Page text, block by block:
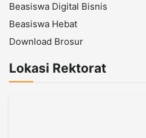
Beasiswa Digital Bisnis
Beasiswa Hebat
Download Brosur
Lokasi Rektorat